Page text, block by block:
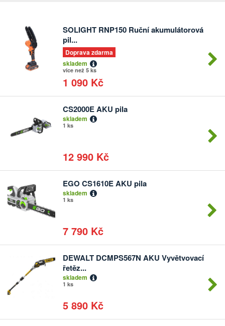
SOLIGHT RNP150 Ruční akumulátorová
pil...
Doprava zdarma
skladem
více než 5 ks
1 090 Kč
Počet
CS2000E AKU pila
skladem
1 ks
12 990 Kč
Počet
kusů
EGO CS1610E AKU pila
skladem
1 ks
7 790 Kč
Počet
kusů
DEWALT DCMPS567N AKU Vyvětvovací
řetěz...
skladem
1 ks
5 890 Kč
Počet